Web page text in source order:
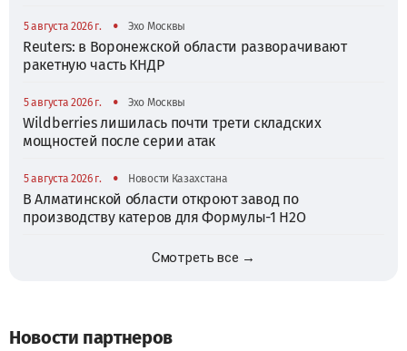
5 августа 2026 г. • Эхо Москвы
Reuters: в Воронежской области разворачивают
ракетную часть КНДР
5 августа 2026 г. • Эхо Москвы
Wildberries лишилась почти трети складских
мощностей после серии атак
5 августа 2026 г. • Новости Казахстана
В Алматинской области откроют завод по
производству катеров для Формулы-1 H2O
Смотреть все →
Новости партнеров